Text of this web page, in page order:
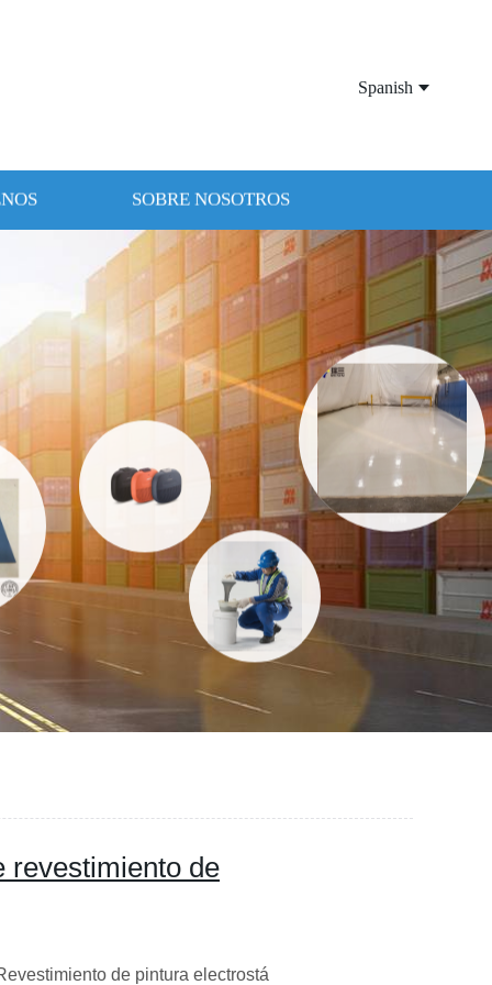
Spanish
SOBRE NOSOTROS
revestimiento de
de pintura electrostá